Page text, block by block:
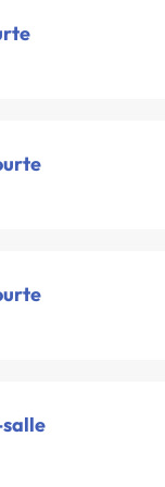
salle